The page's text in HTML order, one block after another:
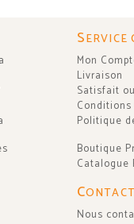
SERVICE
Mon
Livraison
Satisfait
Politique
Boutique
Catalogue
CONTACT
Nous